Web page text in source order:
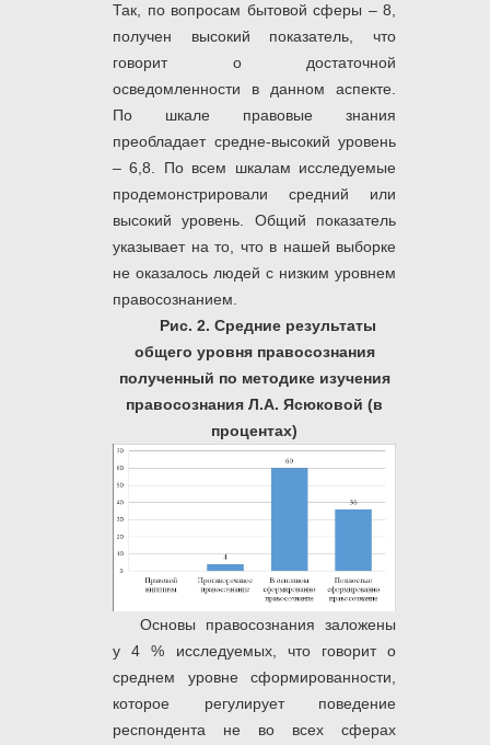
Так, по вопросам бытовой сферы – 8,
получен высокий показатель, что
говорит о достаточной
осведомленности в данном аспекте.
По шкале правовые знания
преобладает средне-высокий уровень
– 6,8. По всем шкалам исследуемые
продемонстрировали средний или
высокий уровень. Общий показатель
указывает на то, что в нашей выборке
не оказалось людей с низким уровнем
правосознанием.
Рис. 2. Средние результаты
общего уровня правосознания
полученный по методике изучения
правосознания Л.А. Ясюковой (в
процентах)
Основы правосознания заложены
у 4 % исследуемых, что говорит о
среднем уровне сформированности,
которое регулирует поведение
респондента не во всех сферах